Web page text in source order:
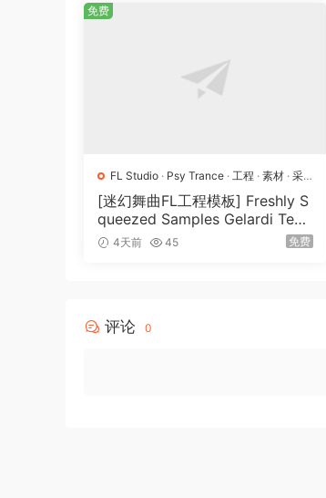
FL Studio · Psy Trance · 工程 · 素材 · 采
样
[迷幻舞曲FL工程模板] Freshly S
queezed Samples Gelardi Tem
plate Essentials Vol.1（54.7M
4天前 45 免费
免费
评论 0